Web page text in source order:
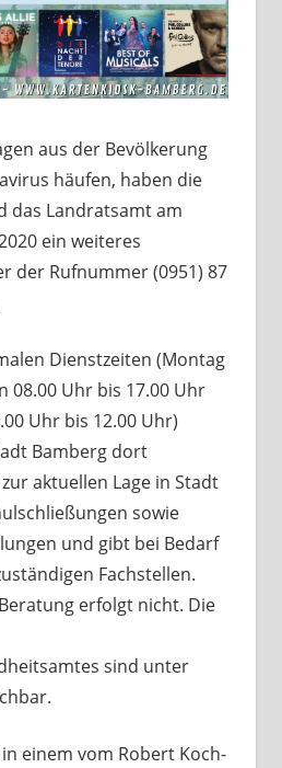
aus der Bevölkerung
häufen, haben die
das Landratsamt am
ein weiteres
der Rufnummer (0951) 87
Dienstzeiten (Montag
08.00 Uhr bis 17.00 Uhr
Uhr bis 12.00 Uhr)
Bamberg dort
aktuellen Lage in Stadt
sowie
und gibt bei Bedarf
Fachstellen.
erfolgt nicht. Die
sind unter
einem vom Robert Koch-